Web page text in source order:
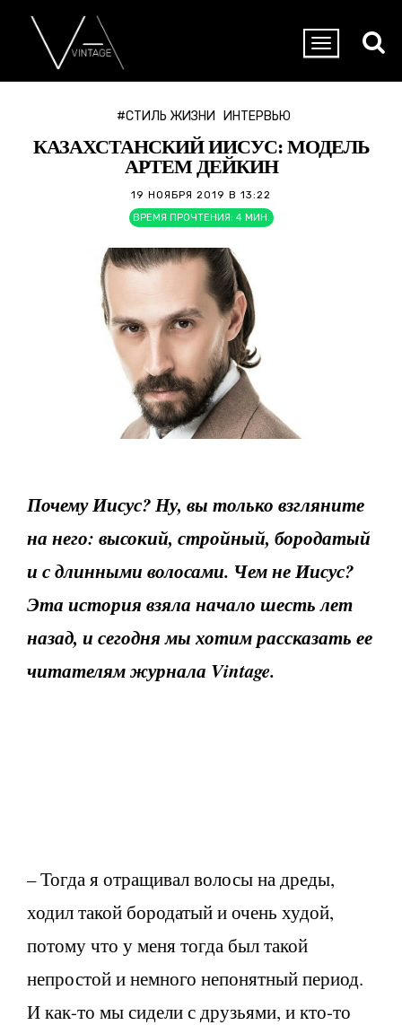
#СТИЛЬ ЖИЗНИ ИНТЕРВЬЮ
КАЗАХСТАНСКИЙ ИИСУС: МОДЕЛЬ
АРТЕМ ДЕЙКИН
19 НОЯБРЯ 2019 В 13:22
ВРЕМЯ ПРОЧТЕНИЯ: 4 МИН.
Почему Иисус? Ну, вы только взгляните
на него: высокий, стройный, бородатый
и с длинными волосами. Чем не Иисус?
Эта история взяла начало шесть лет
назад, и сегодня мы хотим рассказать ее
читателям журнала Vintage.
– Тогда я отращивал волосы на дреды,
ходил такой бородатый и очень худой,
потому что у меня тогда был такой
непростой и немного непонятный период.
И как-то мы сидели с друзьями, и кто-то